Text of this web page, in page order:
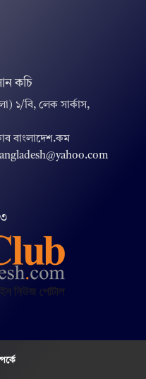
কচি
১/বি, লেক সার্কাস,
বাংলাদেশ.কম